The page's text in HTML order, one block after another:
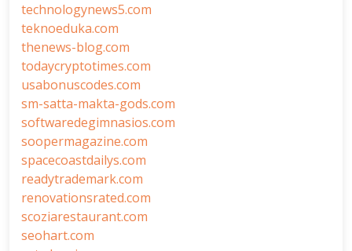
technologynews5.com
teknoeduka.com
thenews-blog.com
todaycryptotimes.com
usabonuscodes.com
sm-satta-makta-gods.com
softwaredegimnasios.com
soopermagazine.com
spacecoastdailys.com
readytrademark.com
renovationsrated.com
scoziarestaurant.com
seohart.com